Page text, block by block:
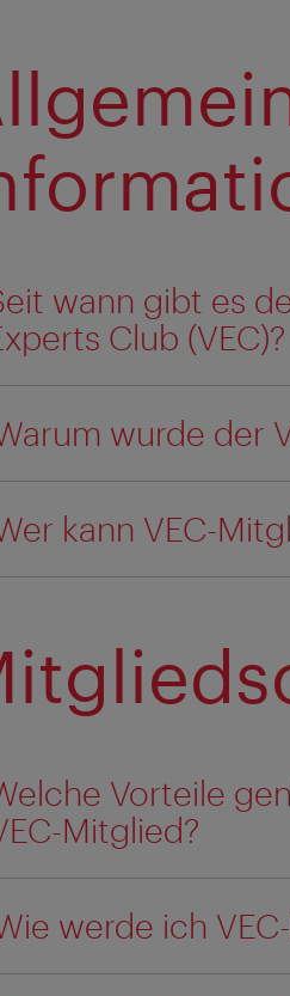
wann gibt es
Club (VEC)?
wurde der
kann VEC-
Vorteile
Mitglied?
werde ich